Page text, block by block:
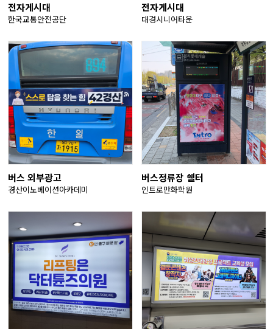
전자게시대
한국교통안전공단
전자게시대
대경시니어타운
버스 외부광고
경산이노베이션아카데미
버스정류장 쉘터
인트로만화학원